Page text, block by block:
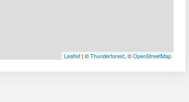
Leaflet| ©Thunderforest, ©OpenStreetMap